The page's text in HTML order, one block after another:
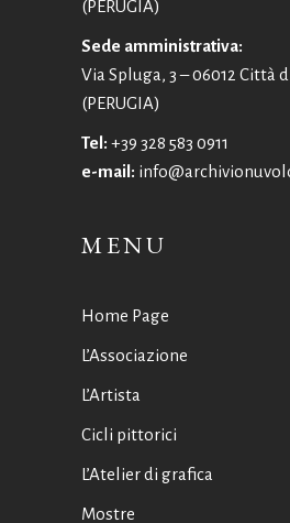
(PERUGIA)
Sede amministrativa:
Via Spluga, 3 – 06012 Città
(PERUGIA)
Tel: +39 328 583 0911
e-mail:
MENU
Home Page
L’Associazione
L’Artista
Cicli pittorici
L’Atelier di grafica
Mostre